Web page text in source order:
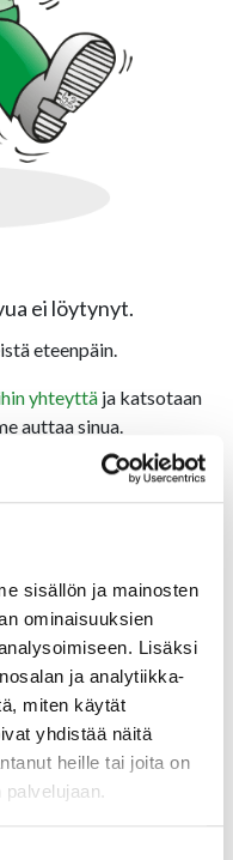
sisällön ja mainosten
ominaisuuksien
Lisäksi
ja analytiikka-
miten käytät
yhdistää näitä
heille tai joita on
ei löytynyt.
eteenpäin.
yhteyttäja katsotaan
auttaa sinua.